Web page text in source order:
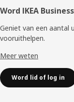
Word IKEA
Geniet van een aantal
vooruithelpen. ​
Meer weten
Word lid of log in